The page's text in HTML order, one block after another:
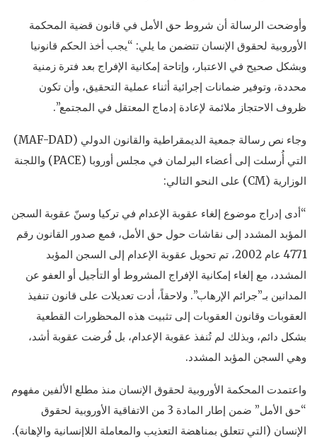
وأوضحت الرسالة أن شروط حق الأمل في قانون قضية المحكمة
الأوروبية لحقوق الإنسان تتضمن ما يلي: “يجب أخذ الحكم قانونيا
وبشكل صحيح في الاعتبار، وإتاحة إمكانية الإفراج بعد فترة زمنية
محددة، وتوفير ضمانات إجرائية أثناء عملية التحقيق، وأن تكون
ظروف الاحتجاز ملائمة لإعادة إدماج المعتقل في المجتمع”.
وجاء نص رسالة جمعية الديمقراطية والقانون الدولي (MAF-DAD)
التي أُرسلت إلى أعضاء البرلمان في مجلس أوروبا (PACE) واللجنة
الوزارية (CM) على النحو التالي:
“أدى إدراج موضوع إلغاء عقوبة الإعدام في تركيا وسنّ عقوبة السجن
المؤبد المشدد إلى نقاشات حول حق الأمل، فمع صدور القانون رقم
4771 عام 2002، تم تحويل عقوبة الإعدام إلى السجن المؤبد
المشدد، مع إلغاء إمكانية الإفراج المشروط أو التأجيل أو العفو عن
المدانين بـ”جرائم الإرهاب”. ولاحقاً، أدت تعديلات على قانون تنفيذ
العقوبات وقانون العقوبات إلى تثبيت هذه المحظورات القطعية
بشكل دائم، وبذلك لم تُنفذ عقوبة الإعدام، بل فُرضت عقوبة أشد،
وهي السجن المؤبد المشدد.
واعتمدت المحكمة الأوروبية لحقوق الإنسان منذ مطلع الألفين مفهوم
“حق الأمل” ضمن إطار المادة 3 من الاتفاقية الأوروبية لحقوق
الإنسان (التي تتعلق بمناهضة التعذيب والمعاملة اللاإنسانية والإهانة).